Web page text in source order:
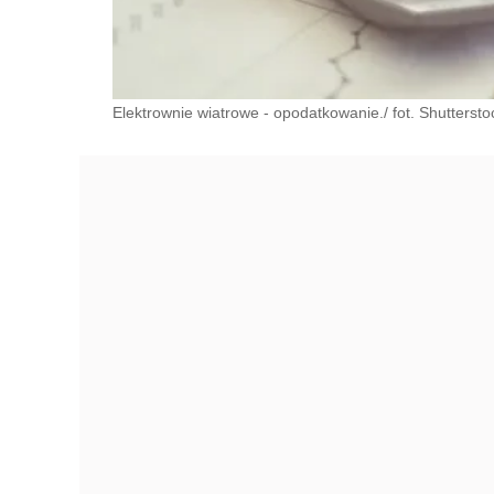
Elektrownie wiatrowe - opodatkowanie./ fot.